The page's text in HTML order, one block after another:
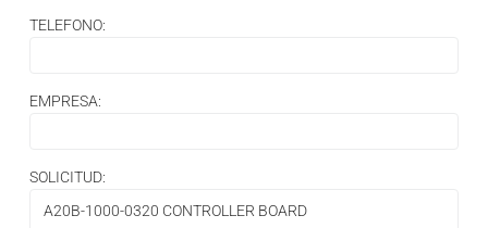
TELEFONO:
EMPRESA:
SOLICITUD: